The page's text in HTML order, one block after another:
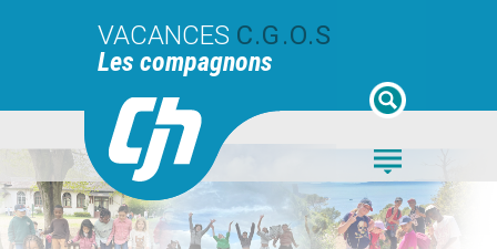
VACANCES C.G.O.S
Les compagnons